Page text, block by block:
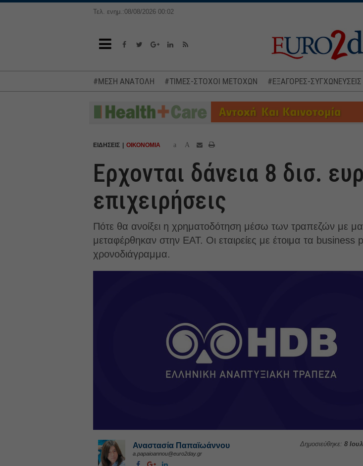
Τελ. ενημ.:08/08/2026 00:02
#ΜΕΣΗ ΑΝΑΤΟΛΗ #ΤΙΜΕΣ-ΣΤΟΧΟΙ ΜΕΤΟΧΩΝ #ΕΞΑΓΟΡΕΣ-ΣΥΓΧΩΝΕΥΣΕΙΣ
ΕΙΔΗΣΕΙΣ ΟΙΚΟΝΟΜΙΑ a A
Ερχονται δάνεια 8 δισ.
επιχειρήσεις
Πότε θα ανοίξει η χρηματοδότηση μέσω των τραπεζών με
μεταφέρθηκαν στην ΕΑΤ. Οι εταιρείες με έτοιμα τα business
χρονοδιάγραμμα.
Δημοσιεύθηκε: 8
Αναστασία Παπαϊωάννου
a.papaioannou@euro2day.gr